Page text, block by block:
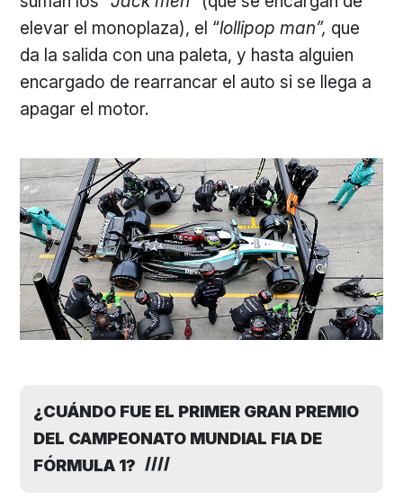
elevar el monoplaza), el “lollipop man”, que
da la salida con una paleta, y hasta alguien
encargado de rearrancar el auto si se llega a
apagar el motor.
¿CUÁNDO FUE EL PRIMER GRAN PREMIO
DEL CAMPEONATO MUNDIAL FIA DE
FÓRMULA 1?